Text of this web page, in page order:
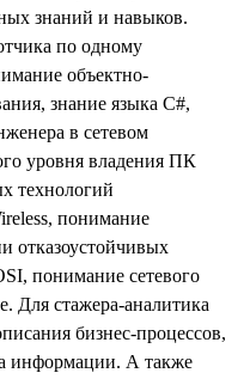
знаний и навыков.
по одному
объектно-
знание языка C#,
в сетевом
уровня владения ПК
технологий
понимание
отказоустойчивых
понимание сетевого
Для стажера-аналитика
бизнес-процессов,
информации. А также